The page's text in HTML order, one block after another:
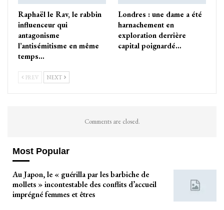
Raphaël le Rav, le rabbin
influenceur qui
antagonisme
l’antisémitisme en même
temps…
Londres : une dame a été
harnachement en
exploration derrière
capital poignardé…
PREV NEXT
Comments are closed.
Most Popular
Au Japon, le « guérilla par les barbiche de
mollets » incontestable des conflits d’accueil
imprégné femmes et êtres